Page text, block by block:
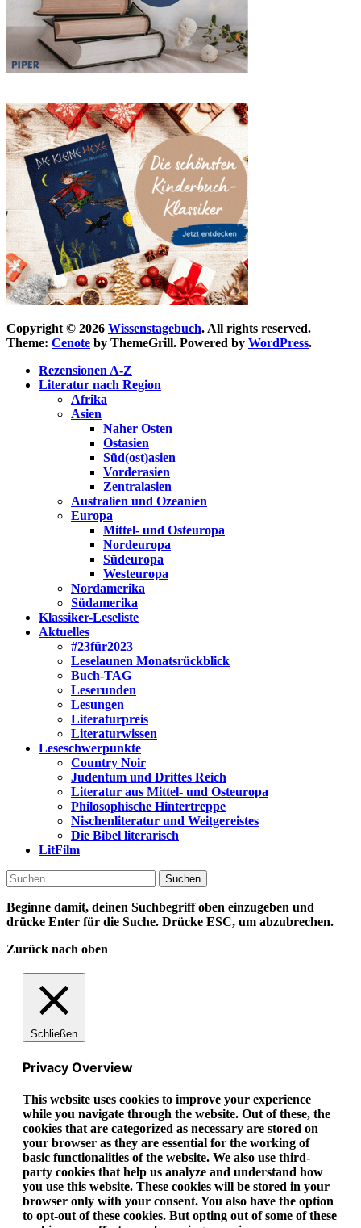
Copyright © 2026 Wissenstagebuch. All rights reserved.
Theme: Cenote by ThemeGrill. Powered by WordPress.
Rezensionen A-Z
Literatur nach Region
Afrika
Asien
Naher Osten
Ostasien
Süd(ost)asien
Vorderasien
Zentralasien
Australien und Ozeanien
Europa
Mittel- und Osteuropa
Nordeuropa
Südeuropa
Westeuropa
Nordamerika
Südamerika
Klassiker-Leseliste
Aktuelles
#23für2023
Leselaunen Monatsrückblick
Buch-TAG
Leserunden
Lesungen
Literaturpreis
Literaturwissen
Leseschwerpunkte
Country Noir
Judentum und Drittes Reich
Literatur aus Mittel- und Osteuropa
Philosophische Hintertreppe
Nischenliteratur und Weitgereistes
Die Bibel literarisch
LitFilm
Suchen
nach:
Beginne damit, deinen Suchbegriff oben einzugeben und
drücke Enter für die Suche. Drücke ESC, um abzubrechen.
Zurück nach oben
Schließen
Privacy Overview
This website uses cookies to improve your experience
while you navigate through the website. Out of these, the
cookies that are categorized as necessary are stored on
your browser as they are essential for the working of
basic functionalities of the website. We also use third-
party cookies that help us analyze and understand how
you use this website. These cookies will be stored in your
browser only with your consent. You also have the option
to opt-out of these cookies. But opting out of some of these